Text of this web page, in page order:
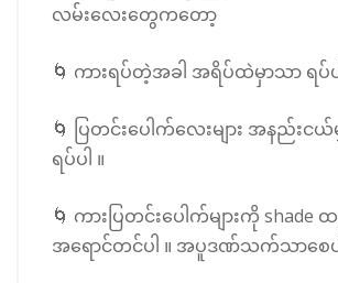
လမ်းလေးတွေကတော့
🌀 ကားရပ်တဲ့အခါ အရိပ်ထဲမှာသာ ရပ်ပ
🌀 ပြတင်းပေါက်လေးများ အနည်းင
ရပ်ပါ ။
🌀 ကားပြတင်းပေါက်များကို shade
အရောင်တင်ပါ ။ အပူဒဏ်သက်သာစေ